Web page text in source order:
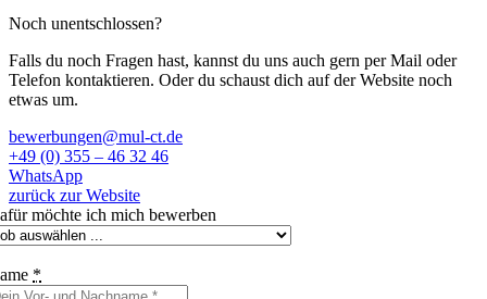
Noch unentschlossen?
Falls du noch Fragen hast, kannst du uns auch gern per Mail oder
Telefon kontaktieren. Oder du schaust dich auf der Website noch
etwas um.
bewerbungen@mul-ct.de
+49 (0) 355 – 46 32 46
WhatsApp
zurück zur Website
möchte ich mich bewerben
*